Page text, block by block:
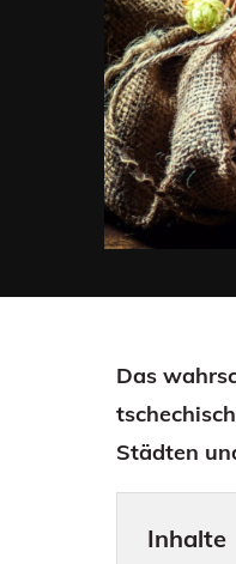
Das
Städten
Inhalte